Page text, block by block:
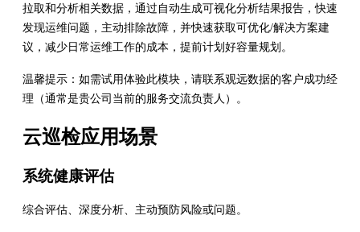
拉取和分析相关数据，通过自动生成可视化分析结果报告，快速
发现运维问题，主动排除故障，并快速获取可优化/解决方案建
议，减少日常运维工作的成本，提前计划好容量规划。
温馨提示：如需试用体验此模块，请联系观远数据的客户成功经
理（通常是贵公司当前的服务交流负责人）。
云巡检应用场景
系统健康评估
综合评估、深度分析、主动预防风险或问题。